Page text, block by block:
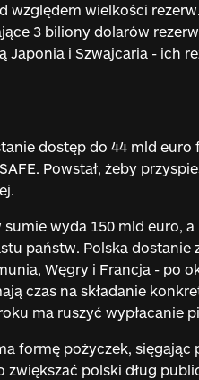
względem wielkości
3 biliony dolarów
Japonia i Szwajcaria - ich
dostęp do 44 mld euro
Powstał, żeby
sumie wyda 150 mld euro,
państw. Polska dostanie
Węgry i Francja - po
czas na składanie
ma ruszyć wypłacanie
formę pożyczek, sięgając
zwiększać polski dług